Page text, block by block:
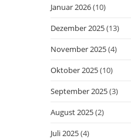
Januar 2026(10)
Dezember 2025(13)
November 2025(4)
Oktober 2025(10)
September 2025(3)
August 2025(2)
Juli 2025(4)